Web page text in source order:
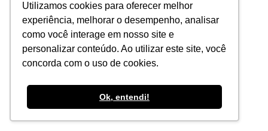
Utilizamos cookies para oferecer melhor
experiência, melhorar o desempenho, analisar
como você interage em nosso site e
personalizar conteúdo. Ao utilizar este site, você
concorda com o uso de cookies.
Ok, entendi!
MODA & BELEZA
INSPIRAÇÃO
NA RUA
COMECE AGORA